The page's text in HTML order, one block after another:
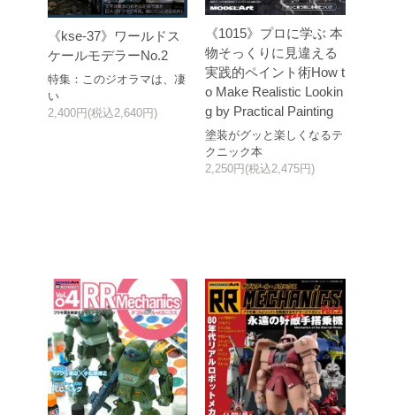
《kse-37》ワールドス
ケールモデラーNo.2
特集：このジオラマは、凄
い
2,400円(税込2,640円)
《1015》プロに学ぶ 本
物そっくりに見違える
実践的ペイント術How t
o Make Realistic Lookin
g by Practical Painting
塗装がグッと楽しくなるテ
クニック本
2,250円(税込2,475円)